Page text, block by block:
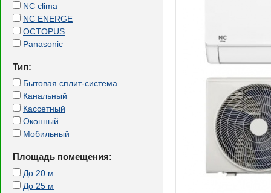
NC clima
NC ENERGE
OCTOPUS
Panasonic
Тип:
Бытовая сплит-система
Канальный
Кассетный
Оконный
Мобильный
Площадь помещения:
До 20 м
До 25 м